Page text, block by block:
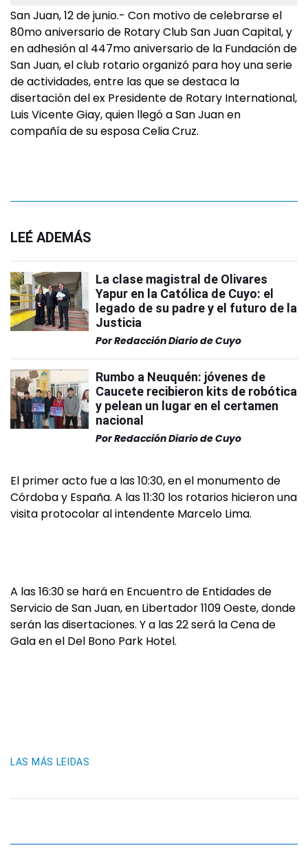
San Juan, 12 de junio.- Con motivo de celebrarse el
80mo aniversario de Rotary Club San Juan Capital, y
en adhesión al 447mo aniversario de la Fundación de
San Juan, el club rotario organizó para hoy una serie
de actividades, entre las que se destaca la
disertación del ex Presidente de Rotary International,
Luis Vicente Giay, quien llegó a San Juan en
compañía de su esposa Celia Cruz.
LEÉ ADEMÁS
La clase magistral de Olivares
Yapur en la Católica de Cuyo: el
legado de su padre y el futuro de la
Justicia
PorRedacción Diario de Cuyo
Rumbo a Neuquén: jóvenes de
Caucete recibieron kits de robótica
y pelean un lugar en el certamen
nacional
PorRedacción Diario de Cuyo
El primer acto fue a las 10:30, en el monumento de
Córdoba y España. A las 11:30 los rotarios hicieron una
visita protocolar al intendente Marcelo Lima.
A las 16:30 se hará en Encuentro de Entidades de
Servicio de San Juan, en Libertador 1109 Oeste, donde
serán las disertaciones. Y a las 22 será la Cena de
Gala en el Del Bono Park Hotel.
LAS MÁS LEIDAS